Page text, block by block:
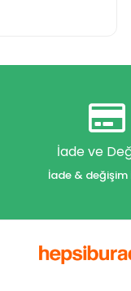
İade ve
İade & değişim